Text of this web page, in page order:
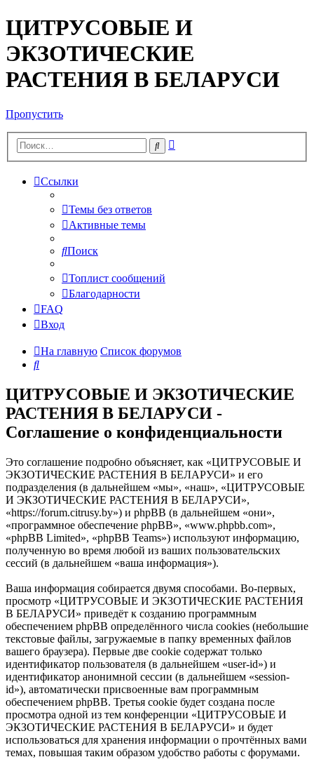
ЦИТРУСОВЫЕ И
ЭКЗОТИЧЕСКИЕ
РАСТЕНИЯ В БЕЛАРУСИ
Пропустить
Поиск
Ссылки
Темы без ответов
Активные темы
Поиск
Топлист сообщений
Благодарности
FAQ
Вход
На главную Список форумов
Поиск
ЦИТРУСОВЫЕ И ЭКЗОТИЧЕСКИЕ
РАСТЕНИЯ В БЕЛАРУСИ -
Соглашение о конфиденциальности
Это соглашение подробно объясняет, как «ЦИТРУСОВЫЕ И
ЭКЗОТИЧЕСКИЕ РАСТЕНИЯ В БЕЛАРУСИ» и его
подразделения (в дальнейшем «мы», «наш», «ЦИТРУСОВЫЕ
И ЭКЗОТИЧЕСКИЕ РАСТЕНИЯ В БЕЛАРУСИ»,
«https://forum.citrusy.by») и phpBB (в дальнейшем «они»,
«программное обеспечение phpBB», «www.phpbb.com»,
«phpBB Limited», «phpBB Teams») используют информацию,
полученную во время любой из ваших пользовательских
сессий (в дальнейшем «ваша информация»).
Ваша информация собирается двумя способами. Во-первых,
просмотр «ЦИТРУСОВЫЕ И ЭКЗОТИЧЕСКИЕ РАСТЕНИЯ
В БЕЛАРУСИ» приведёт к созданию программным
обеспечением phpBB определённого числа cookies (небольшие
текстовые файлы, загружаемые в папку временных файлов
вашего браузера). Первые две cookie содержат только
идентификатор пользователя (в дальнейшем «user-id») и
идентификатор анонимной сессии (в дальнейшем «session-
id»), автоматически присвоенные вам программным
обеспечением phpBB. Третья cookie будет создана после
просмотра одной из тем конференции «ЦИТРУСОВЫЕ И
ЭКЗОТИЧЕСКИЕ РАСТЕНИЯ В БЕЛАРУСИ» и будет
использоваться для хранения информации о прочтённых вами
темах, повышая таким образом удобство работы с форумами.